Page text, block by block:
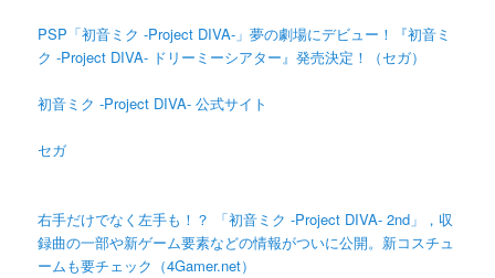
PSP「初音ミク -Project DIVA-」夢の劇場にデビュー！『初音ミ
ク -Project DIVA- ドリーミーシアター』発売決定！（セガ）
初音ミク -Project DIVA- 公式サイト
セガ
右手だけでなく左手も！？ 「初音ミク -Project DIVA- 2nd」，収
録曲の一部や新ゲーム要素などの情報がついに公開。新コスチュ
ームも要チェック（4Gamer.net）